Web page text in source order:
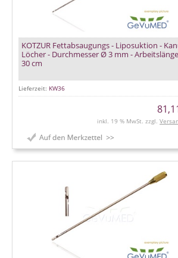
KOTZUR Fettabsaugungs - Liposuktion -
Löcher - Durchmesser Ø 3 mm -
30 cm
Lieferzeit: KW36
inkl. 19 % MwSt. zzgl.